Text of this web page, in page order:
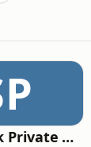
Swedbank Private Banking